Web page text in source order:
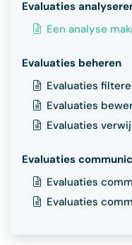
Evaluaties
Een analyse
Evaluaties beheren
Evaluaties
Evaluaties
Evaluaties
Evaluaties
Evaluaties
Evaluaties